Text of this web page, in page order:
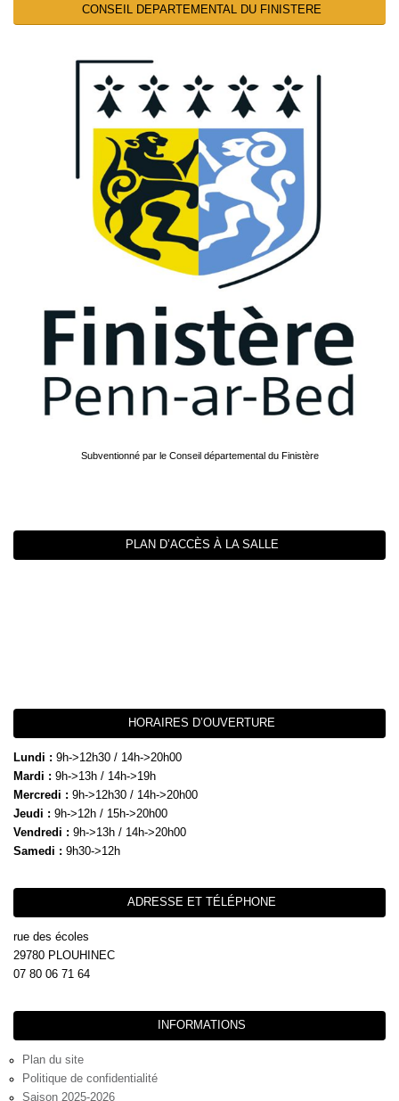
CONSEIL DEPARTEMENTAL DU FINISTERE
Subventionné par le Conseil départemental du Finistère
PLAN D’ACCÈS À LA SALLE
HORAIRES D’OUVERTURE
Lundi : 9h->12h30 / 14h->20h00
Mardi : 9h->13h / 14h->19h
Mercredi : 9h->12h30 / 14h->20h00
Jeudi : 9h->12h / 15h->20h00
Vendredi : 9h->13h / 14h->20h00
Samedi : 9h30->12h
ADRESSE ET TÉLÉPHONE
rue des écoles
29780 PLOUHINEC
07 80 06 71 64
INFORMATIONS
Plan du site
Politique de confidentialité
Saison 2025-2026